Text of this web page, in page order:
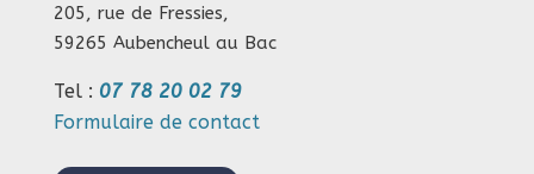
205, rue de Fressies,
59265 Aubencheul au Bac
Tel : 07 78 20 02 79
Formulaire de contact